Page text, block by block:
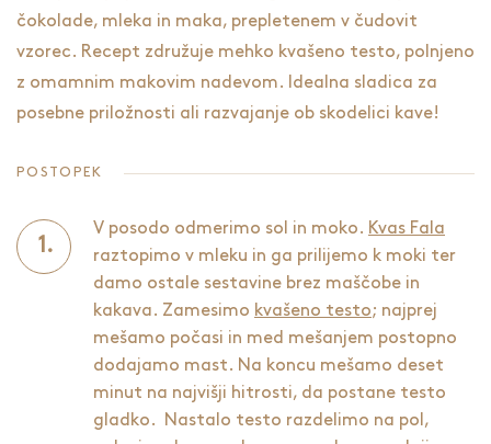
čokolade, mleka in maka, prepletenem v čudovit
vzorec. Recept združuje mehko kvašeno testo, polnjeno
z omamnim makovim nadevom. Idealna sladica za
posebne priložnosti ali razvajanje ob skodelici kave!
POSTOPEK
V posodo odmerimo sol in moko. Kvas Fala
raztopimo v mleku in ga prilijemo k moki ter
damo ostale sestavine brez maščobe in
kakava. Zamesimo kvašeno testo; najprej
mešamo počasi in med mešanjem postopno
dodajamo mast. Na koncu mešamo deset
minut na najvišji hitrosti, da postane testo
gladko. Nastalo testo razdelimo na pol,